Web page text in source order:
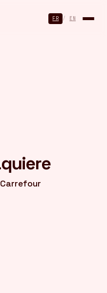
FR / EN